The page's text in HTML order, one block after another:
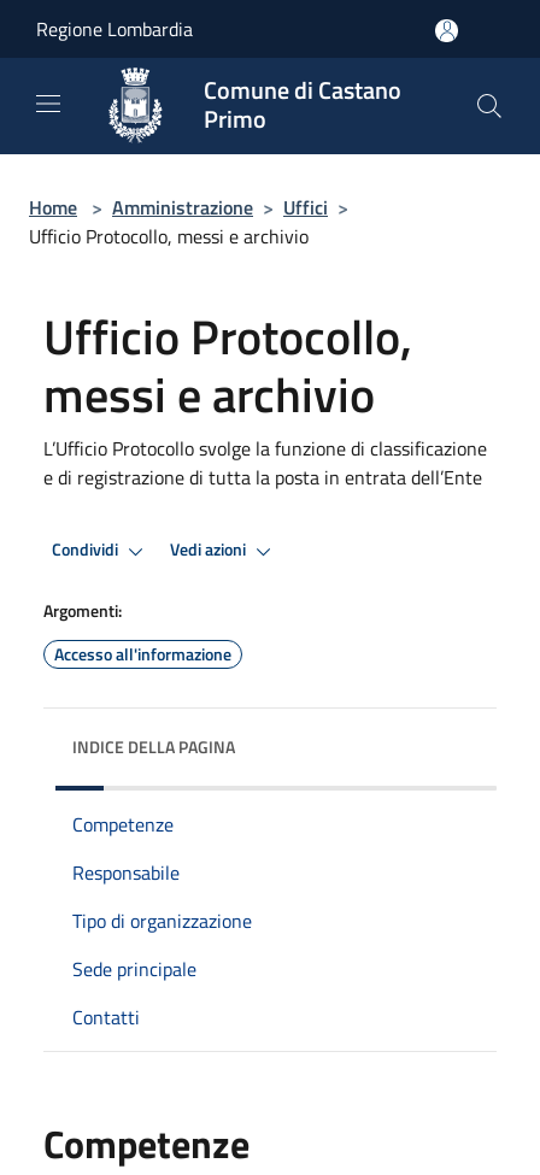
Regione Lombardia
Comune di Castano
Primo
Home > Amministrazione > Uffici >
Ufficio Protocollo, messi e archivio
Ufficio Protocollo,
messi e archivio
L’Ufficio Protocollo svolge la funzione di classificazione
e di registrazione di tutta la posta in entrata dell’Ente
Condividi Vedi azioni
Argomenti:
Accesso all'informazione
INDICE DELLA PAGINA
Competenze
Responsabile
Tipo di organizzazione
Sede principale
Contatti
Competenze